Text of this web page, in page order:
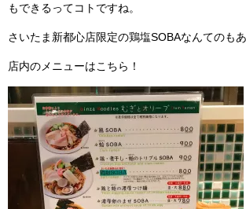
もできるってコトですね。
さいたま新都心店限定の鶏塩SOBAなんてのもあ
店内のメニューはこちら！